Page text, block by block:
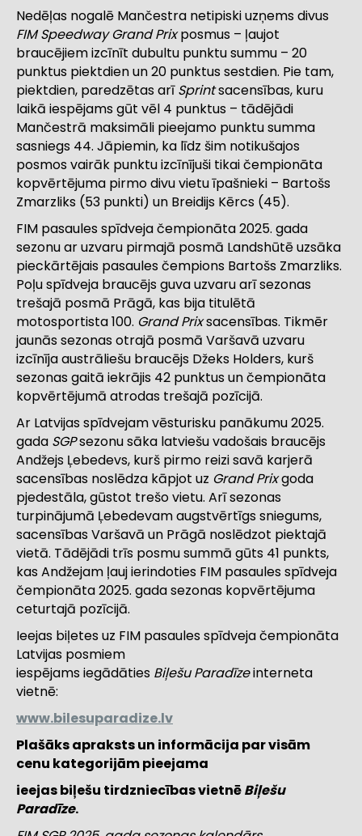
Nedēļas nogalē Mančestra netipiski uzņems divus
FIM Speedway Grand Prixposmus – ļaujot
braucējiem izcīnīt dubultu punktu summu – 20
punktus piektdien un 20 punktus sestdien. Pie tam,
piektdien, paredzētas arīSprintsacensības, kuru
laikā iespējams gūt vēl 4 punktus – tādējādi
Mančestrā maksimāli pieejamo punktu summa
sasniegs 44. Jāpiemin, ka līdz šim notikušajos
posmos vairāk punktu izcīnījuši tikai čempionāta
kopvērtējuma pirmo divu vietu īpašnieki – Bartošs
Zmarzliks (53 punkti) un Breidijs Kērcs (45).
FIM pasaules spīdveja čempionāta 2025. gada
sezonu ar uzvaru pirmajā posmā Landshūtē uzsāka
pieckārtējais pasaules čempions Bartošs Zmarzliks.
Poļu spīdveja braucējs guva uzvaru arī sezonas
trešajā posmā Prāgā, kas bija titulētā
motosportista 100. Grand Prixsacensības. Tikmēr
jaunās sezonas otrajā posmā Varšavā uzvaru
izcīnīja austrāliešu braucējs Džeks Holders, kurš
sezonas gaitā iekrājis 42 punktus un čempionāta
kopvērtējumā atrodas trešajā pozīcijā.
Ar Latvijas spīdvejam vēsturisku panākumu 2025.
gada SGPsezonu sāka latviešu vadošais braucējs
Andžejs Ļebedevs, kurš pirmo reizi savā karjerā
sacensības noslēdza kāpjot uz Grand Prixgoda
pjedestāla, gūstot trešo vietu. Arī sezonas
turpinājumā Ļebedevam augstvērtīgs sniegums,
sacensības Varšavā un Prāgā noslēdzot piektajā
vietā. Tādējādi trīs posmu summā gūts 41 punkts,
kas Andžejam ļauj ierindoties FIM pasaules spīdveja
čempionāta 2025. gada sezonas kopvērtējuma
ceturtajā pozīcijā.
Ieejas biļetes uz FIM pasaules spīdveja čempionāta
Latvijas posmiem
iespējams iegādāties Biļešu Paradīzeinterneta
vietnē:
www.bilesuparadize.lv
Plašāks apraksts un informācija par visām
cenu kategorijām pieejama
ieejas biļešu tirdzniecības vietnēBiļešu
Paradīze.